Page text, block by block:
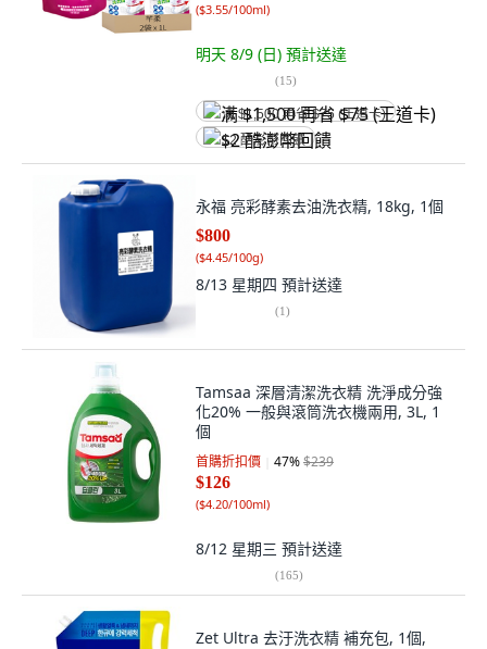
($3.55/100ml)
明天 8/9 (日) 預計送達
(15)
满 $1,500 再省 $75 (王道卡)
$2 酷澎幣回饋
永福 亮彩酵素去油洗衣精, 18kg, 1個
$800
($4.45/100g)
8/13 星期四 預計送達
(1)
Tamsaa 深層清潔洗衣精 洗淨成分強
化20% 一般與滾筒洗衣機兩用, 3L, 1
個
首購折扣價 47%$239
$126
($4.20/100ml)
8/12 星期三 預計送達
(165)
Zet Ultra 去汙洗衣精 補充包, 1個,